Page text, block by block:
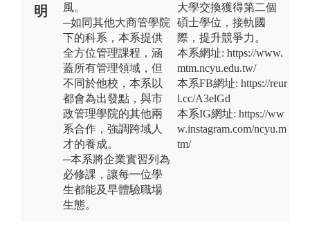
明
風。
─如同其他大商管學院
下的科系，本系提供
全方位管理課程，涵
蓋所有管理領域，但
不同於他校，本系以
都會為出發點，與市
政管理學院的其他兩
系合作，強調跨域人
才的養成。
─本系將企業實習列為
必修課，讓每一位學
生都能及早體驗職場
生態。
大學交換獲得第二個
碩士學位，接軌國
際，提升競爭力。
本系網址: https://www.
mtm.ncyu.edu.tw/
本系FB網址: https://reur
l.cc/A3elGd
本系IG網址: https://ww
w.instagram.com/ncyu.m
tm/